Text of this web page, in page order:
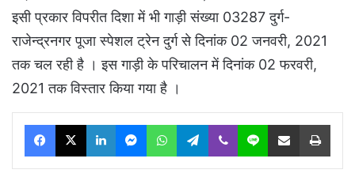
इसी प्रकार विपरीत दिशा में भी गाड़ी संख्या 03287 दुर्ग-
राजेन्द्रनगर पूजा स्पेशल ट्रेन दुर्ग से दिनांक 02 जनवरी, 2021
तक चल रही है । इस गाड़ी के परिचालन में दिनांक 02 फरवरी,
2021 तक विस्तार किया गया है ।
Facebook
X LinkedInMessengerWhatsAppTelegram
Viber Line Share via Email Print